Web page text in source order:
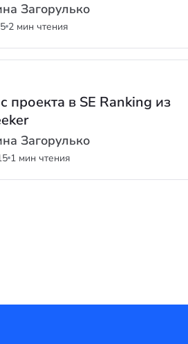
Загорулько
2 мин чтения
проекта в SE Ranking из
Загорулько
1 мин чтения